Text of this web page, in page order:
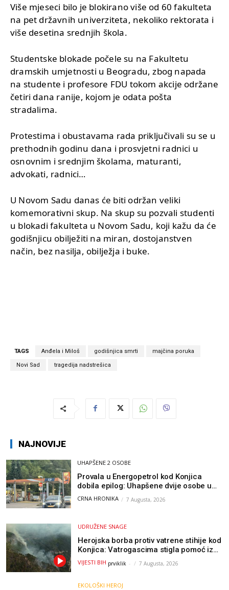
Više mjeseci bilo je blokirano više od 60 fakulteta
na pet državnih univerziteta, nekoliko rektorata i
više desetina srednjih škola.
Studentske blokade počele su na Fakultetu
dramskih umjetnosti u Beogradu, zbog napada
na studente i profesore FDU tokom akcije održane
četiri dana ranije, kojom je odata pošta
stradalima.
Protestima i obustavama rada priključivali su se u
prethodnih godinu dana i prosvjetni radnici u
osnovnim i srednjim školama, maturanti,
advokati, radnici…
U Novom Sadu danas će biti održan veliki
komemorativni skup. Na skup su pozvali studenti
u blokadi fakulteta u Novom Sadu, koji kažu da će
godišnjicu obilježiti na miran, dostojanstven
način, bez nasilja, obilježja i buke.
TAGS Anđela i Miloš godišnjica smrti majčina poruka
Novi Sad tragedija nadstrešica
NAJNOVIJE
UHAPŠENE 2 OSOBE
Provala u Energopetrol kod Konjica
dobila epilog: Uhapšene dvije osobe u
Čapljini i Jablanici
CRNA HRONIKA 7 Augusta, 2026
UDRUŽENE SNAGE
Herojska borba protiv vatrene stihije kod
Konjica: Vatrogascima stigla pomoć iz
Sarajeva, helikopteri i Air Tractori
udružili snage
VIJESTI BIH prviklik - 7 Augusta, 2026
EKOLOŠKI HEROJ